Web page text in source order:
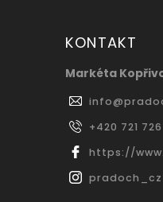
KONTAKT
Markéta
info@
+420 721
https://
pradoch_cz